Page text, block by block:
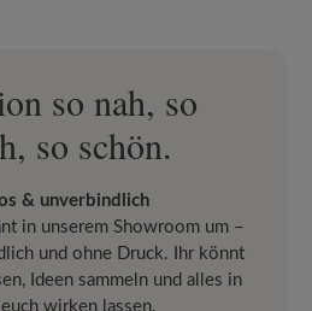
so nah, so
so schön.
& unverbindlich
in unserem Showroom um –
und ohne Druck. Ihr könnt
Ideen sammeln und alles in
euch wirken lassen.